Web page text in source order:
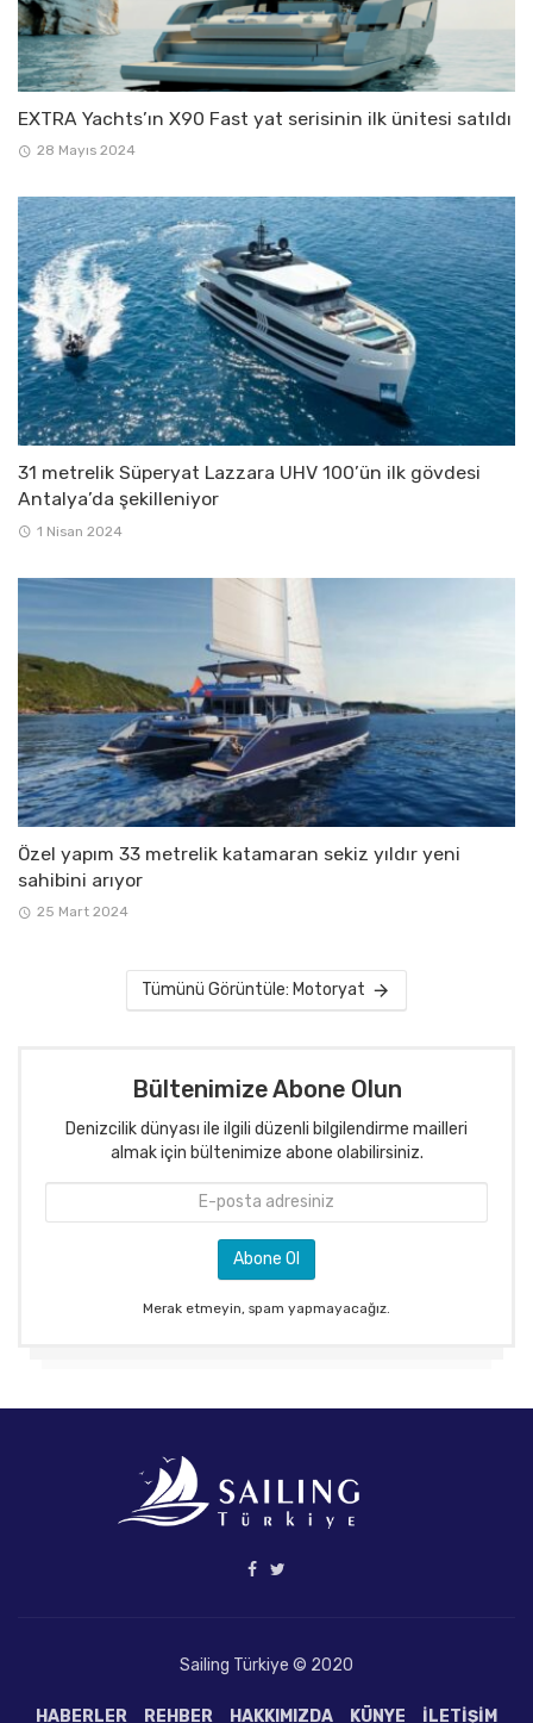
EXTRA Yachts’ın X90 Fast yat serisinin ilk ünitesi satıldı
28 Mayıs 2024
31 metrelik Süperyat Lazzara UHV 100’ün ilk gövdesi
Antalya’da şekilleniyor
1 Nisan 2024
Özel yapım 33 metrelik katamaran sekiz yıldır yeni
sahibini arıyor
25 Mart 2024
Tümünü Görüntüle: Motoryat
Bültenimize Abone Olun
Denizcilik dünyası ile ilgili düzenli bilgilendirme mailleri
almak için bültenimize abone olabilirsiniz.
Merak etmeyin, spam yapmayacağız.
Sailing Türkiye © 2020
HABERLER REHBER HAKKIMIZDA KÜNYE İLETIŞIM